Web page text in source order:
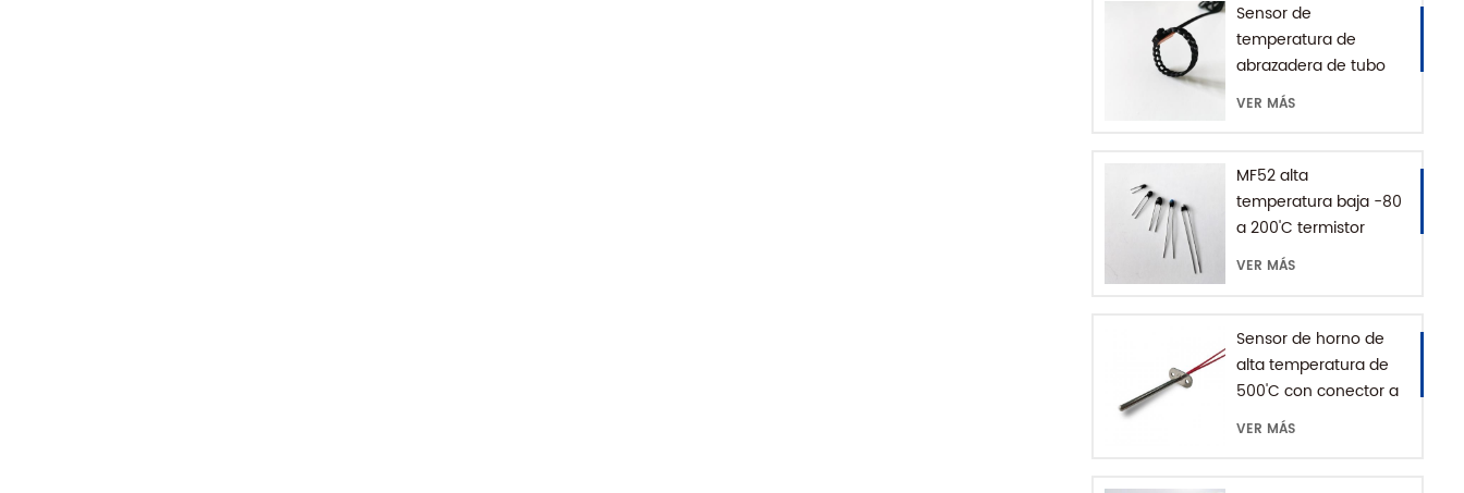
Sensor de
temperatura de
abrazadera de tubo
impermeable IP68
VER MÁS
MF52 alta
temperatura baja -80
a 200'C termistor
epoxi NTC
VER MÁS
Sensor de horno de
alta temperatura de
500'C con conector a
tierra
VER MÁS